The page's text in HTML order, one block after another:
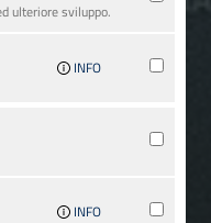
ulteriore sviluppo.
INFO
INFO